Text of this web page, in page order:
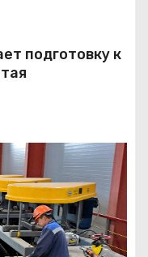
подготовку к